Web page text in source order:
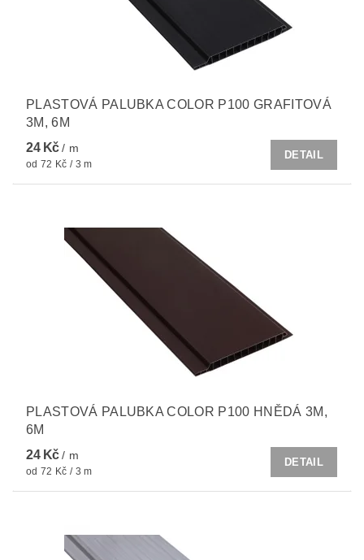
PLASTOVÁ PALUBKA COLOR P100 GRAFITOVÁ
3M, 6M
24 Kč/ m
od 72 Kč / 3 m
DETAIL
PLASTOVÁ PALUBKA COLOR P100 HNĚDÁ 3M,
6M
24 Kč/ m
od 72 Kč / 3 m
DETAIL